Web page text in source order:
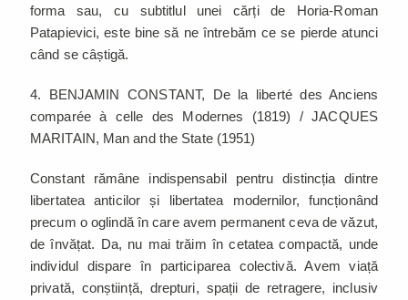
forma sau, cu subtitlul unei cărți de Horia-Roman
Patapievici, este bine să ne întrebăm ce se pierde atunci
când se câștigă.
4. BENJAMIN CONSTANT, De la liberté des Anciens
comparée à celle des Modernes (1819) / JACQUES
MARITAIN, Man and the State (1951)
Constant rămâne indispensabil pentru distincția dintre
libertatea anticilor și libertatea modernilor, funcționând
precum o oglindă în care avem permanent ceva de văzut,
de învățat. Da, nu mai trăim în cetatea compactă, unde
individul dispare în participarea colectivă. Avem viață
privată, conștiință, drepturi, spații de retragere, inclusiv